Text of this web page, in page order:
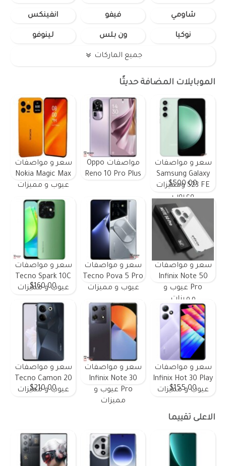
شاومي فيفو انفينكس
نوكيا ون بلس لينوفو
جميع الماركات
الموبايلات المضافة حديثًا
سعر و مواصفات
Samsung Galaxy
S23 FE ومميزات
وعيوب
$500.00
مواصفات Oppo
Reno 10 Pro Plus
سعر و مواصفات
Nokia Magic Max
عيوب و مميزات
سعر و مواصفات
Infinix Note 50
Pro عيوب و
مميزات
سعر و مواصفات
Tecno Pova 5 Pro
عيوب و مميزات
سعر و مواصفات
Tecno Spark 10C
عيوب و مميزات
$160.00
سعر و مواصفات
Infinix Hot 30 Play
عيوب و مميزات
$155.00
سعر و مواصفات
Infinix Note 30
Pro عيوب و
مميزات
سعر و مواصفات
Tecno Camon 20
عيوب و مميزات
$210.00
الاعلى تقييما